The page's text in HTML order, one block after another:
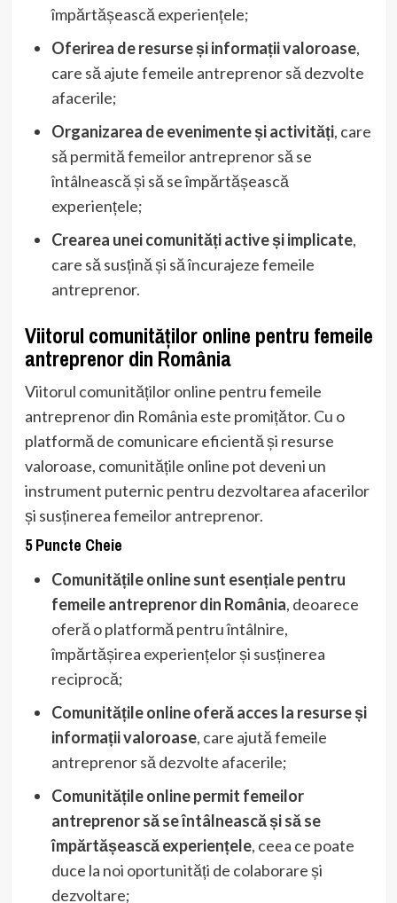
împărtășească experiențele;
Oferirea de resurse și informații valoroase,
care să ajute femeile antreprenor să dezvolte
afacerile;
Organizarea de evenimente și activități, care
să permită femeilor antreprenor să se
întâlnească și să se împărtășească
experiențele;
Crearea unei comunități active și implicate,
care să susțină și să încurajeze femeile
antreprenor.
Viitorul comunităților online pentru femeile
antreprenor din România
Viitorul comunităților online pentru femeile
antreprenor din România este promițător. Cu o
platformă de comunicare eficientă și resurse
valoroase, comunitățile online pot deveni un
instrument puternic pentru dezvoltarea afacerilor
și susținerea femeilor antreprenor.
5 Puncte Cheie
Comunitățile online sunt esențiale pentru
femeile antreprenor din România, deoarece
oferă o platformă pentru întâlnire,
împărtășirea experiențelor și susținerea
reciprocă;
Comunitățile online oferă acces la resurse și
informații valoroase, care ajută femeile
antreprenor să dezvolte afacerile;
Comunitățile online permit femeilor
antreprenor să se întâlnească și să se
împărtășească experiențele, ceea ce poate
duce la noi oportunități de colaborare și
dezvoltare;